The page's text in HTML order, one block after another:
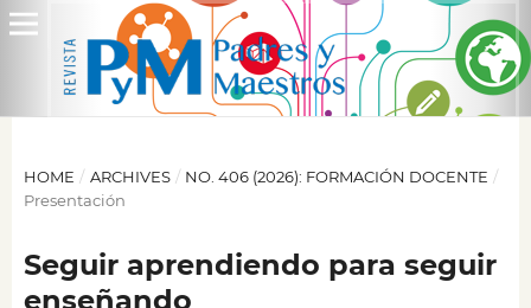
HOME / ARCHIVES / NO. 406 (2026): FORMACIÓN DOCENTE /
Presentación
Seguir aprendiendo para seguir
enseñando